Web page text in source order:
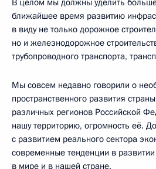
ближайшее время развитию
в виду не только дорожное
но и железнодорожное
трубопроводного транспорта,
Мы совсем недавно говорили о
пространственного развития
различных регионов Российской
нашу территорию, огромность её.
с развитием реального сектора
современные тенденции в
в мире и в нашей стране.